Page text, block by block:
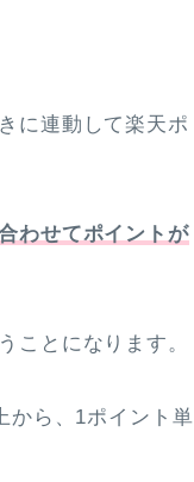
に連動して楽天ポ
わせてポイントが
ことになります。
から、1ポイント単